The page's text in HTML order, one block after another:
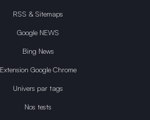
RSS & Sitemaps
Google NEWS
Bing News
Extension Google Chrome
Univers par tags
Nos tests